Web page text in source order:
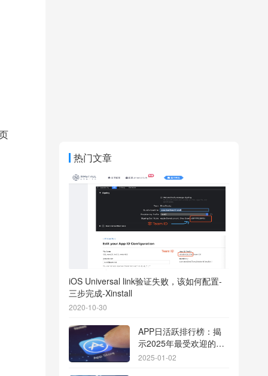
热门文章
iOS Universal link验证失败，该如何配置-
三步完成-Xinstall
2020-10-30
APP日活跃排行榜：揭
示2025年最受欢迎的应
用背后的秘密
2025-01-02